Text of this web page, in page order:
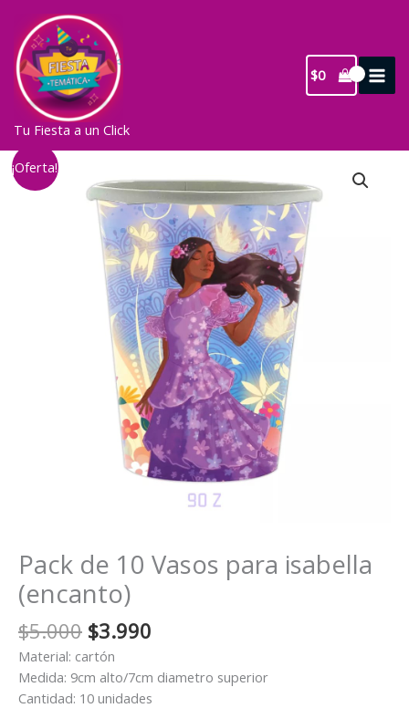
contenido
Tu Fiesta a un Click
$0
¡Oferta!
Pack de 10 Vasos para isabella
(encanto)
$5.000 El
precio
original
era:
$3.990
actual
es:
Material: cartón
Medida: 9cm alto/7cm diametro superior
Cantidad: 10 unidades